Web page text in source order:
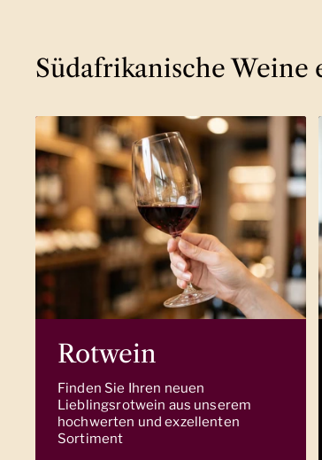
Südafrikanische Weine
Rotwein
Finden Sie Ihren neuen
Lieblingsrotwein aus unserem
hochwerten und exzellenten
Sortiment